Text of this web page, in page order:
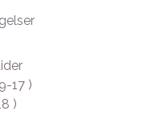
17 )
)